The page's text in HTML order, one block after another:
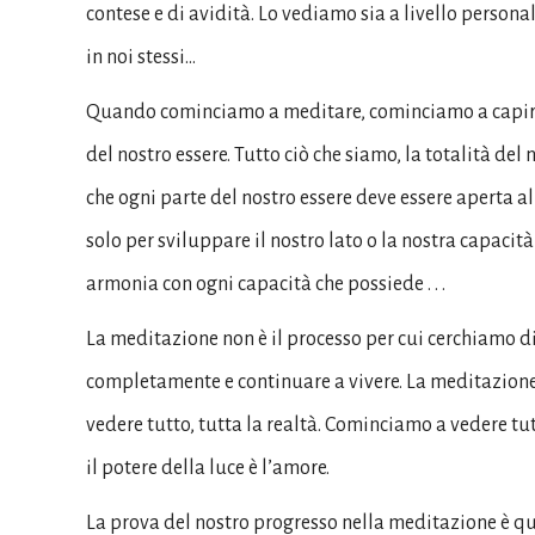
contese e di avidità. Lo vediamo sia a livello
in noi stessi…
Quando cominciamo a meditare, cominciamo a
del nostro essere. Tutto ciò che siamo, la totalità del
che ogni parte del nostro essere deve essere
solo per sviluppare il nostro lato o la nostra
armonia con ogni capacità che possiede . . .
La meditazione non è il processo per cui cerchiamo
completamente e continuare a vivere. La
vedere tutto, tutta la realtà. Cominciamo a vedere
il potere della luce è l’amore.
La prova del nostro progresso nella meditazione è